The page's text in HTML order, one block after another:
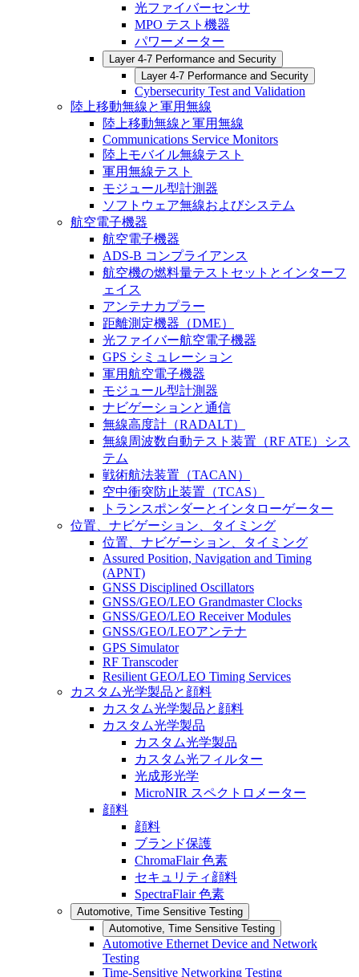
光ファイバーセンサ
MPO テスト機器
パワーメーター
Layer 4-7 Performance and Security
Layer 4-7 Performance and Security
Cybersecurity Test and Validation
陸上移動無線と軍用無線
陸上移動無線と軍用無線
Communications Service Monitors
陸上モバイル無線テスト
軍用無線テスト
モジュール型計測器
ソフトウェア無線およびシステム
航空電子機器
航空電子機器
ADS-B コンプライアンス
航空機の燃料量テストセットとインターフ
ェイス
アンテナカプラー
距離測定機器（DME）
光ファイバー航空電子機器
GPS シミュレーション
軍用航空電子機器
モジュール型計測器
ナビゲーションと通信
無線高度計（RADALT）
無線周波数自動テスト装置（RF ATE）シス
テム
戦術航法装置（TACAN）
空中衝突防止装置（TCAS）
トランスポンダーとインタローゲーター
位置、ナビゲーション、タイミング
位置、ナビゲーション、タイミング
Assured Position, Navigation and Timing
(APNT)
GNSS Disciplined Oscillators
GNSS/GEO/LEO Grandmaster Clocks
GNSS/GEO/LEO Receiver Modules
GNSS/GEO/LEOアンテナ
GPS Simulator
RF Transcoder
Resilient GEO/LEO Timing Services
カスタム光学製品と顔料
カスタム光学製品と顔料
カスタム光学製品
カスタム光学製品
カスタム光フィルター
光成形光学
MicroNIR スペクトロメーター
顔料
顔料
ブランド保護
ChromaFlair 色素
セキュリティ顔料
SpectraFlair 色素
Automotive, Time Sensitive Testing
Automotive, Time Sensitive Testing
Automotive Ethernet Device and Network
Testing
Time-Sensitive Networking Testing